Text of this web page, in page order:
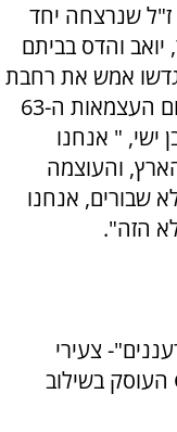
ז"ל שנרצחה יחד
והדס בביתם
אמש את רחבת
הכותל עם סיום יום הזיכרון וכניסה ליום העצמאות ה-63
ישי, " אנחנו
והעוצמה
שבורים, אנחנו
הזה".
צעירי
הציונות הדתית, בשיתוף ארגון CNEF העוסק בשילוב